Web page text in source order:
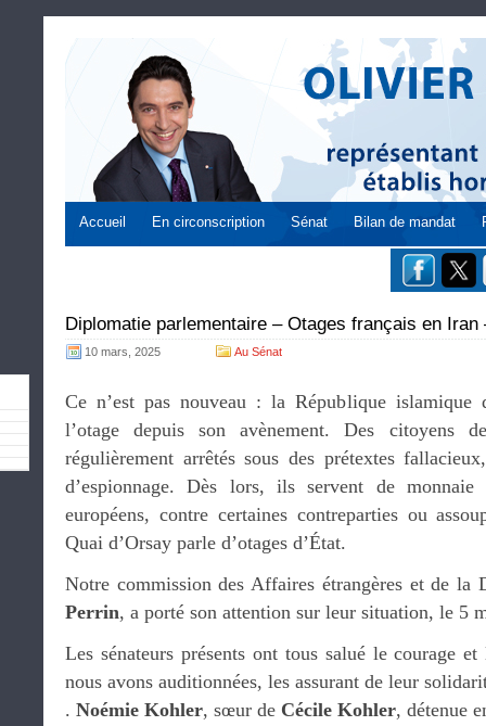
Accueil En circonscription Sénat Bilan de mandat
Diplomatie parlementaire – Otages français en Iran
10 mars, 2025 Au Sénat
Ce n’est pas nouveau : la République islamique
l’otage depuis son avènement. Des citoyens
régulièrement arrêtés sous des prétextes
d’espionnage. Dès lors, ils servent de monnaie
européens, contre certaines contreparties ou
Quai d’Orsay parle d’otages d’État.
Notre commission des Affaires étrangères et de la
Perrin, a porté son attention sur leur situation, le 5
Les sénateurs présents ont tous salué le courage
nous avons auditionnées, les assurant de leur
. Noémie Kohler, sœur de Cécile Kohler, détenue